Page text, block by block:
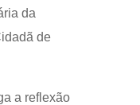
da
de
a reflexão